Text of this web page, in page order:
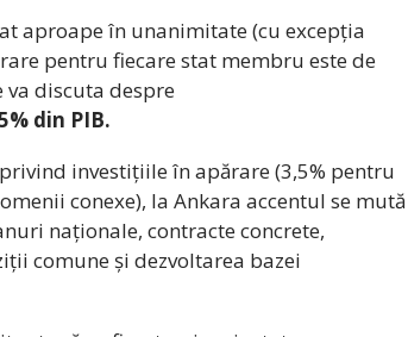
aproape în unanimitate (cu excepția
pentru fiecare stat membru este de
va discuta despre
din PIB.
investițiile în apărare (3,5% pentru
conexe), la Ankara accentul se mută
naționale, contracte concrete,
comune și dezvoltarea bazei